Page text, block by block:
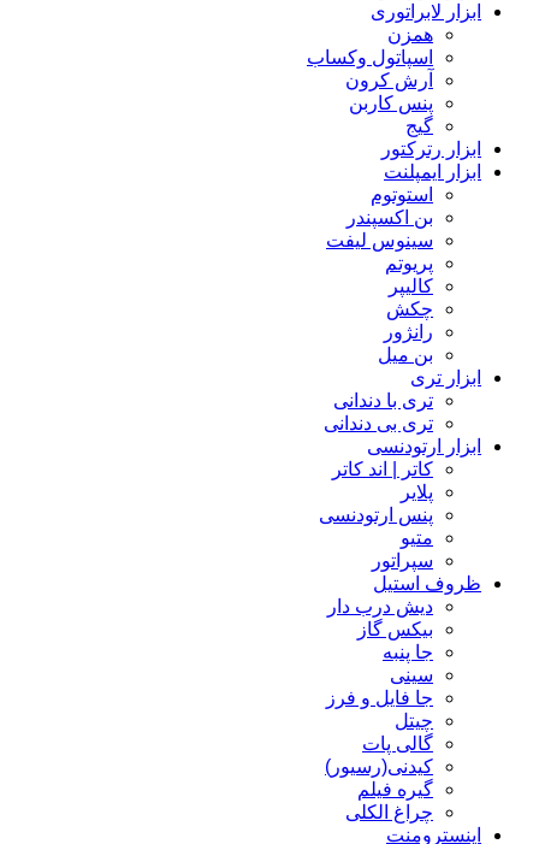
ابزار لابراتوری
همزن
اسپاتول وکساب
آرش کرون
پنس کاربن
گیج
ابزار رترکتور
ابزار ایمپلنت
استوتوم
بن اکسپندر
سینوس لیفت
پریوتم
کالیپر
چکش
رانژور
بن میل
ابزار تری
تری با دندانی
تری بی دندانی
ابزار ارتودنسی
کاتر | اند کاتر
پلایر
پنس ارتودنسی
متیو
سپراتور
ظروف استیل
دیش درب دار
بیکس گاز
جا پنبه
سینی
جا فایل و فرز
چیتل
گالی پات
کیدنی(رسیور)
گیره فیلم
چراغ الکلی
اینسترومنت